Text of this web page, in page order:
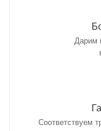
Дарим
Соответствуем